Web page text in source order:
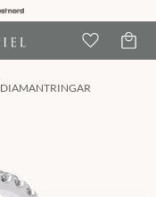
DIAMANTRINGAR